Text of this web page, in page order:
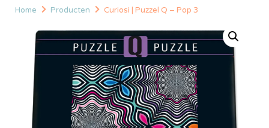
Home Producten Curiosi | Puzzel Q – Pop 3